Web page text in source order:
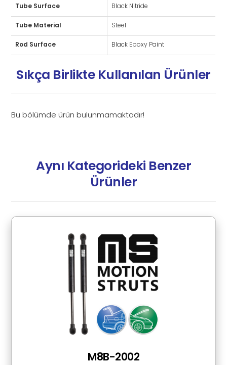
Tube Surface Black Nitride
Tube Material Steel
Rod Surface Black Epoxy Paint
Sıkça Birlikte Kullanılan Ürünler
Bu bölümde ürün bulunmamaktadır!
Aynı Kategorideki Benzer
Ürünler
M8B-2002